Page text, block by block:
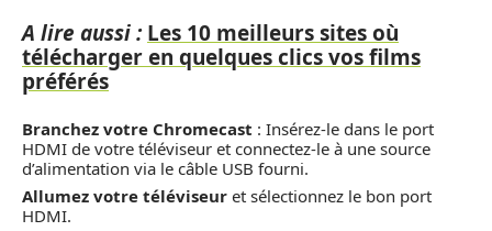
A lire aussi : Les 10 meilleurs sites où
télécharger en quelques clics vos films
préférés
Branchez votre Chromecast : Insérez-le dans le port
HDMI de votre téléviseur et connectez-le à une source
d’alimentation via le câble USB fourni.
Allumez votre téléviseur et sélectionnez le bon port
HDMI.